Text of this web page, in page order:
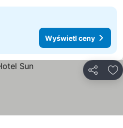
Wyświetl ceny